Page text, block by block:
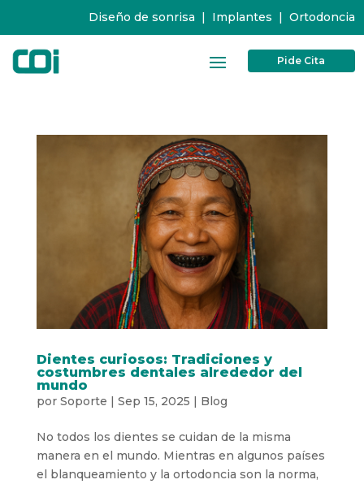
Diseño de sonrisa | Implantes | Ortodoncia
Pide Cita
Dientes curiosos: Tradiciones y
costumbres dentales alrededor del
mundo
por Soporte | Sep 15, 2025 | Blog
No todos los dientes se cuidan de la misma
manera en el mundo. Mientras en algunos países
el blanqueamiento y la ortodoncia son la norma,